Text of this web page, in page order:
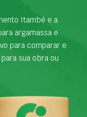
Itambé e a
argamassa e
para comparar e
sua obra ou